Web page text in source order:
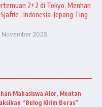
2+2 di Tokyo, Menhan
: Indonesia–Jepang Ting
November 2025
Mahasiswa Alor, Mentan
“Bulog Kirim Beras”